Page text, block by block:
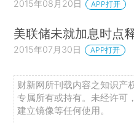
2015年08月20日 APP打开
美联储未就加息时点
2015年07月30日 APP打开
财新网所刊载内容之知识产
专属所有或持有。未经许可
建立镜像等任何使用。